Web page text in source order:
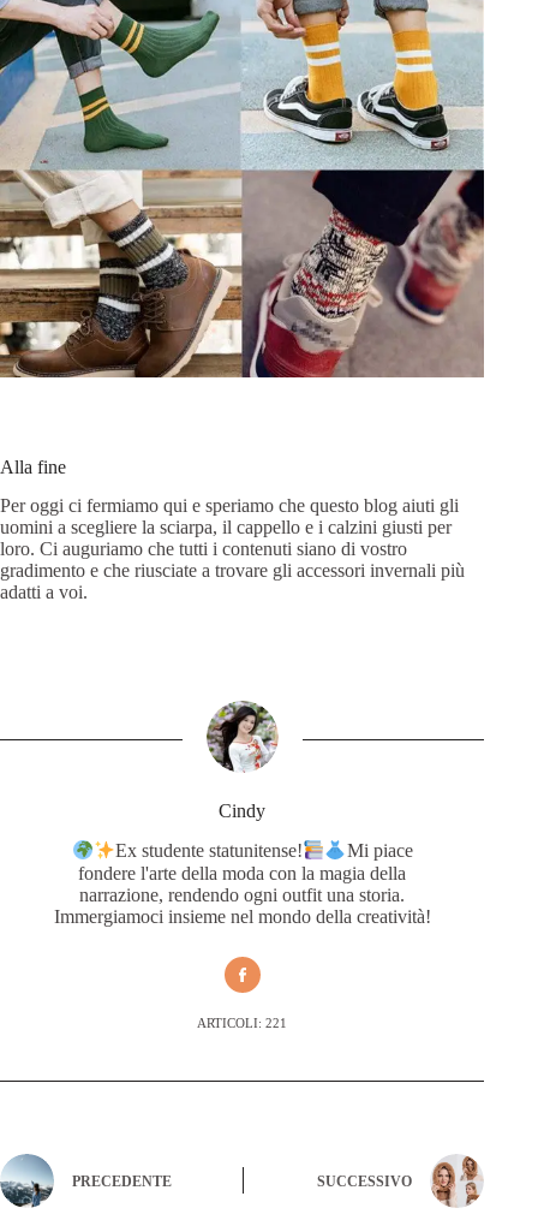
Alla fine
Per oggi ci fermiamo qui e speriamo che questo blog aiuti gli
uomini a scegliere la sciarpa, il cappello e i calzini giusti per
loro. Ci auguriamo che tutti i contenuti siano di vostro
gradimento e che riusciate a trovare gli accessori invernali più
adatti a voi.
Cindy
Ex studente statunitense!
Mi piace
fondere l'arte della moda con la magia della
narrazione, rendendo ogni outfit una storia.
Immergiamoci insieme nel mondo della creatività!
ARTICOLI: 221
PRECEDENTE SUCCESSIVO